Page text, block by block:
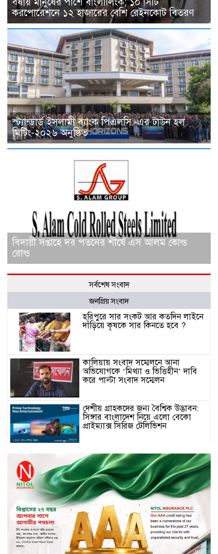
করপোরেশনে ১২ হাজারের বেশি রেইনকোট বিতরণ
স্ট্যান্ডার্ড ইসলামী ব্যাংক পিএলসি.-এর টাউন হল
মিটিং-২০২৬ অনুষ্ঠিত
বিদায়ী সপ্তাহে দর পতনের শীর্ষে এস আলম কোল্ড
রোল্ড
সর্বশেষ সংবাদ
জনপ্রিয় সংবাদ
হরিপুরে সার সংকট আর কতদিন লাইনে
দাঁড়িয়ে কৃষকে সার কিনতে হবে ?
কালিয়ায় সংবাদ সম্মেলনে আনা
অভিযোগকে ‘মিথ্যা ও ভিত্তিহীন’ দাবি
করে পাল্টা সংবাদ সম্মেলন
দেশীয় গ্রাহকদের জন্য বৈশ্বিক উদ্ভাবন:
সিঙ্গার বাংলাদেশ নিয়ে এলো বেকো
প্রাইম্যাক্স সিরিজ টেলিভিশন
স্মার্টফোন ডিসপ্লেতে নতুন যুগ: ০ মিমি
বর্ডারলেস কনসেপ্ট আনল টেকনো
মাধবপুরে সিএনজি ও ট্রাকের মুখোমুখি
সংঘর্ষে নিহত দুই জন
ইসলামী ব্যাংকের শরী’আহ